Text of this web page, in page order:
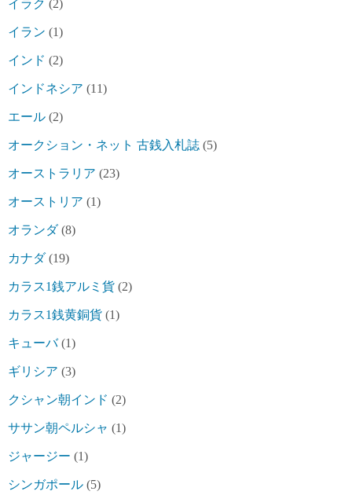
イラク (2)
イラン (1)
インド (2)
インドネシア (11)
エール (2)
オークション・ネット 古銭入札誌 (5)
オーストラリア (23)
オーストリア (1)
オランダ(8)
カナダ(19)
カラス1銭アルミ貨 (2)
カラス1銭黄銅貨 (1)
キューバ(1)
ギリシア (3)
クシャン朝インド (2)
ササン朝ペルシャ (1)
ジャージー (1)
シンガポール (5)